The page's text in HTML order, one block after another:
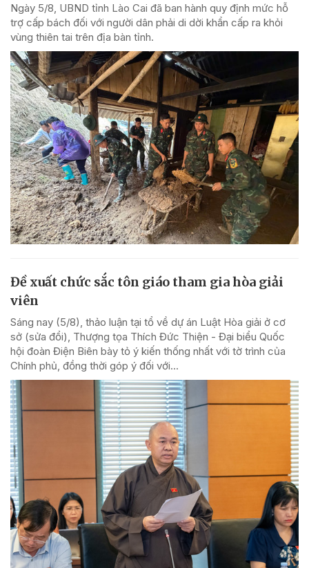
Ngày 5/8, UBND tỉnh Lào Cai đã ban hành quy định mức hỗ
trợ cấp bách đối với người dân phải di dời khẩn cấp ra khỏi
vùng thiên tai trên địa bàn tỉnh.
Đề xuất chức sắc tôn giáo tham gia hòa giải
viên
Sáng nay (5/8), thảo luận tại tổ về dự án Luật Hòa giải ở cơ
sở (sửa đổi), Thượng tọa Thích Đức Thiện - Đại biểu Quốc
hội đoàn Điện Biên bày tỏ ý kiến thống nhất với tờ trình của
Chính phủ, đồng thời góp ý đối với...